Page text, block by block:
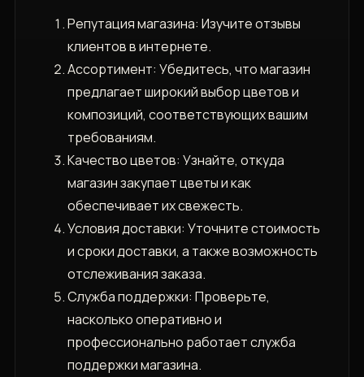
Репутация магазина: Изучите отзывы
клиентов в интернете.
Ассортимент: Убедитесь, что магазин
предлагает широкий выбор цветов и
композиций, соответствующих вашим
требованиям.
Качество цветов: Узнайте, откуда
магазин закупает цветы и как
обеспечивает их свежесть.
Условия доставки: Уточните стоимость
и сроки доставки, а также возможность
отслеживания заказа.
Служба поддержки: Проверьте,
насколько оперативно и
профессионально работает служба
поддержки магазина.